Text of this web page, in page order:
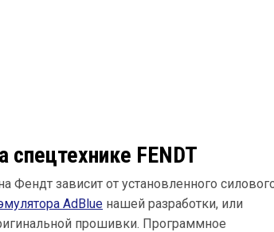
FENDT
зависит от установленного
AdBlue нашей разработки, или
прошивки. Программное